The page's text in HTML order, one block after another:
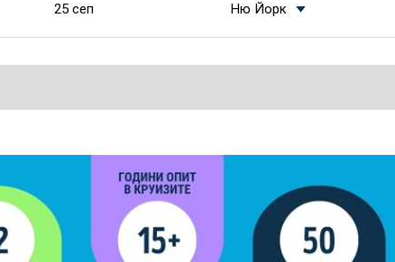
25 сеп Ню Йорк